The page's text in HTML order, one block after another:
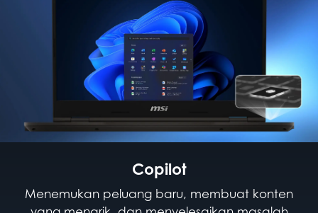
Copilot
Menemukan peluang baru, membuat konten